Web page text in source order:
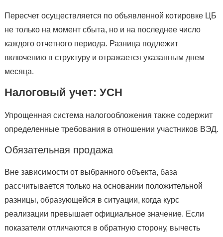
Пересчет осуществляется по объявленной котировке ЦБ
не только на момент сбыта, но и на последнее число
каждого отчетного периода. Разница подлежит
включению в структуру и отражается указанным днем
месяца.
Налоговый учет: УСН
Упрощенная система налогообложения также содержит
определенные требования в отношении участников ВЭД.
Обязательная продажа
Вне зависимости от выбранного объекта, база
рассчитывается только на основании положительной
разницы, образующейся в ситуации, когда курс
реализации превышает официальное значение. Если
показатели отличаются в обратную сторону, вычесть